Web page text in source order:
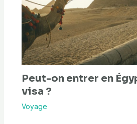
Peut-on entrer en
visa ?
Voyage